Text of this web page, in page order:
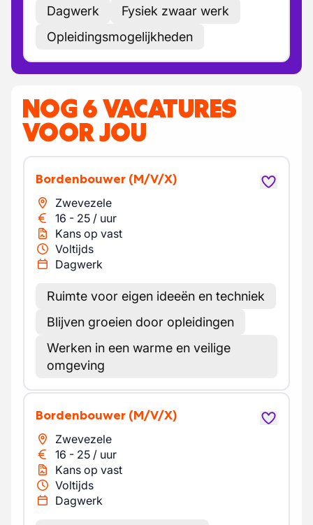
Dagwerk
Fysiek zwaar werk
Opleidingsmogelijkheden
NOG 6 VACATURES
VOOR JOU
Bordenbouwer (M/V/X)
Zwevezele
16 - 25 / uur
Kans op vast
Voltijds
Dagwerk
Ruimte voor eigen ideeën en techniek
Blijven groeien door opleidingen
Werken in een warme en veilige
omgeving
Bordenbouwer (M/V/X)
Zwevezele
16 - 25 / uur
Kans op vast
Voltijds
Dagwerk